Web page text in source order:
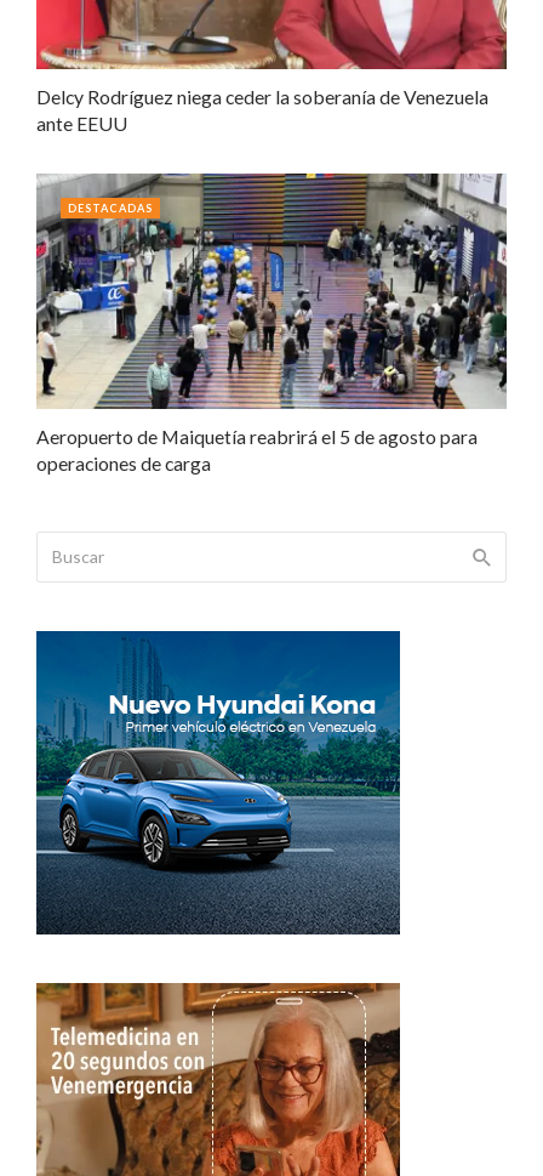
Delcy Rodríguez niega ceder la soberanía de Venezuela
ante EEUU
Aeropuerto de Maiquetía reabrirá el 5 de agosto para
operaciones de carga
DESTACADAS